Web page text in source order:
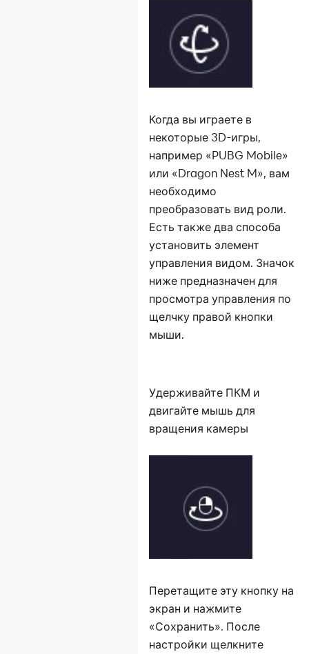
Когда вы играете в
некоторые 3D-игры,
например «PUBG Mobile»
или «Dragon Nest M», вам
необходимо
преобразовать вид роли.
Есть также два способа
установить элемент
управления видом. Значок
ниже предназначен для
просмотра управления по
щелчку правой кнопки
мыши.
Удерживайте ПКМ и
двигайте мышь для
вращения камеры
Перетащите эту кнопку на
экран и нажмите
«Сохранить». После
настройки щелкните